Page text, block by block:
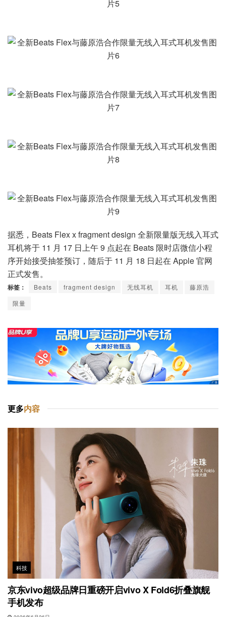
据悉，Beats Flex x fragment design 全新限量版无线入耳式
耳机将于 11 月 17 日上午 9 点起在 Beats 限时店微信小程
序开始接受抽签预订，随后于 11 月 18 日起在 Apple 官网
正式发售。
标签： Beats fragment design 无线耳机 耳机
藤原浩
限量
更多内容
科技
京东vivo超级品牌日重磅开启vivo X Fold6折叠旗舰
手机发布